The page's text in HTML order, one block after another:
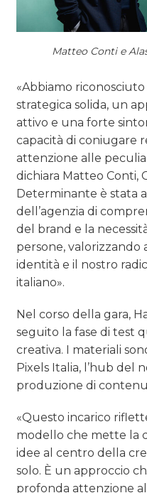
Matteo Conti e
«Abbiamo
strategica solida, un
attivo e una forte
capacità di coniugare
attenzione alle
dichiara Matteo Conti,
Determinante è stata
dell’agenzia di
del brand e la
persone, valorizzando
identità e il nostro
italiano».
Nel corso della gara,
seguito la fase di test
creativa. I materiali
Pixels Italia, l’hub del
produzione di
«Questo incarico
modello che mette la
idee al centro della
solo. È un approccio
profonda attenzione